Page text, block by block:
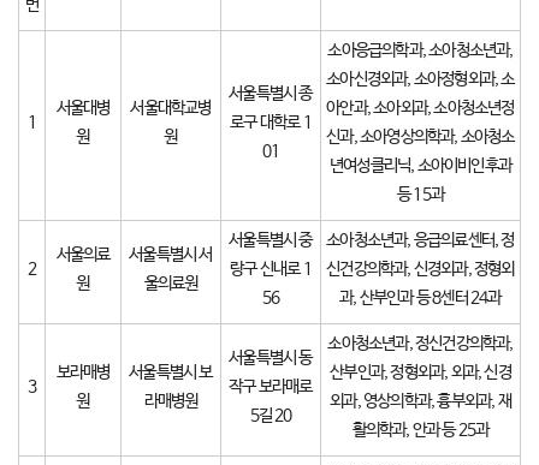
번
1
서울대병
원
서울대학교병
원
서울특별시 종
로구 대학로 1
01
소아응급의학과, 소아청소년과,
소아신경외과, 소아정형외과, 소
아안과, 소아외과, 소아청소년정
신과, 소아영상의학과, 소아청소
년여성클리닉, 소아이비인후과
등 15과
2
서울의료
원
서울특별시 서
울의료원
서울특별시 중
랑구 신내로 1
56
소아청소년과, 응급의료센터, 정
신건강의학과, 신경외과, 정형외
과, 산부인과 등 8센터 24과
3
보라매병
원
서울특별시 보
라매병원
서울특별시 동
작구 보라매로
5길 20
소아청소년과, 정신건강의학과,
산부인과, 정형외과, 외과, 신경
외과, 영상의학과, 흉부외과, 재
활의학과, 안과 등 25과